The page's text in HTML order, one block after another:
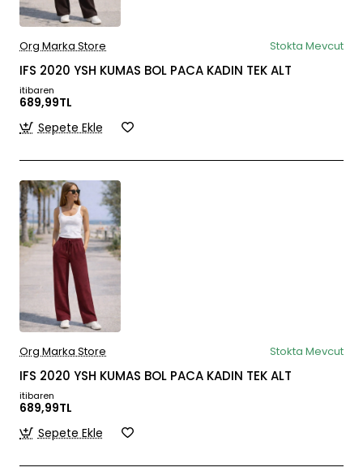
Org Marka Store Stokta Mevcut
IFS 2020 YSH KUMAS BOL PACA KADIN TEK ALT
itibaren
689,99TL
Sepete Ekle
Org Marka Store Stokta Mevcut
IFS 2020 YSH KUMAS BOL PACA KADIN TEK ALT
itibaren
689,99TL
Sepete Ekle